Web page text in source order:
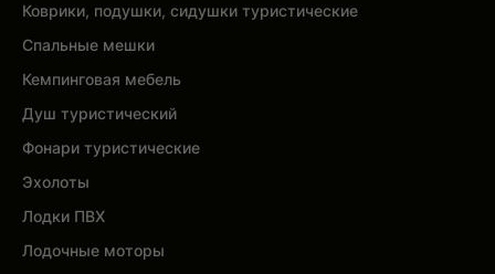
Коврики, подушки, сидушки туристические
Спальные мешки
Кемпинговая мебель
Душ туристический
Фонари туристические
Эхолоты
Лодки ПВХ
Лодочные моторы